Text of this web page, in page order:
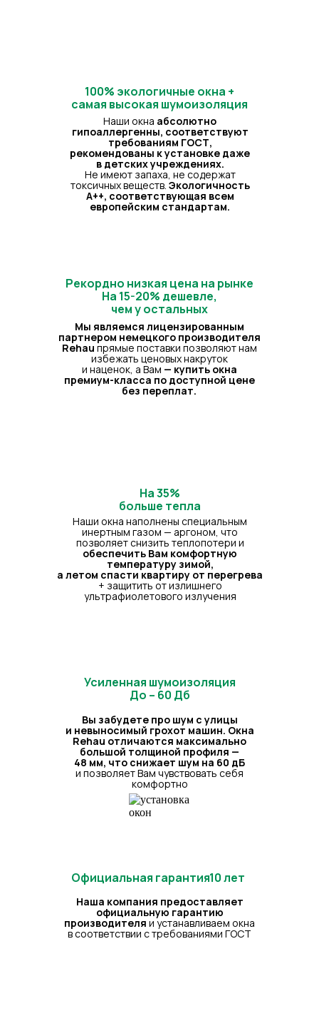
100% экологичные окна +
самая высокая шумоизоляция
Наши окна абсолютно
гипоаллергенны, соответствуют
требованиям ГОСТ,
рекомендованы к установке даже
в детских учреждениях.
Не имеют запаха, не содержат
токсичных веществ. Экологичность
A++, соответствующая всем
европейским стандартам.
Рекордно низкая цена на рынке
На 15-20% дешевле,
чем у остальных
Мы являемся лицензированным
партнером немецкого производителя
Rehau прямые поставки позволяют нам
избежать ценовых накруток
и наценок, а Вам — купить окна
премиум-класса по доступной цене
без переплат.
На 35%
больше тепла
Наши окна наполнены специальным
инертным газом — аргоном, что
позволяет снизить теплопотери и
обеспечить Вам комфортную
температуру зимой,
а летом спасти квартиру от перегрева
+ защитить от излишнего
ультрафиолетового излучения
Усиленная шумоизоляция
До – 60 Дб
Вы забудете про шум с улицы
и невыносимый грохот машин. Окна
Rehau отличаются максимально
большой толщиной профиля —
48 мм, что снижает шум на 60 дБ
и позволяет Вам чувствовать себя
комфортно
Официальная гарантия10 лет
Наша компания предоставляет
официальную гарантию
производителя и устанавливаем окна
в соответствии с требованиями ГОСТ
10 лет